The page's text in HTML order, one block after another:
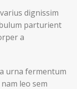
dignissim
parturient
a
urna fermentum
leo sem